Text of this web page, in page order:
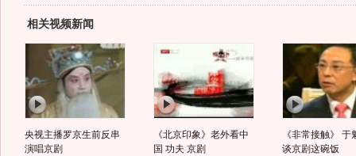
相关视频新闻
央视主播罗京生前反串
演唱京剧
《北京印象》老外看中
国 功夫 京剧
《非常接触》 于
谈京剧这碗饭